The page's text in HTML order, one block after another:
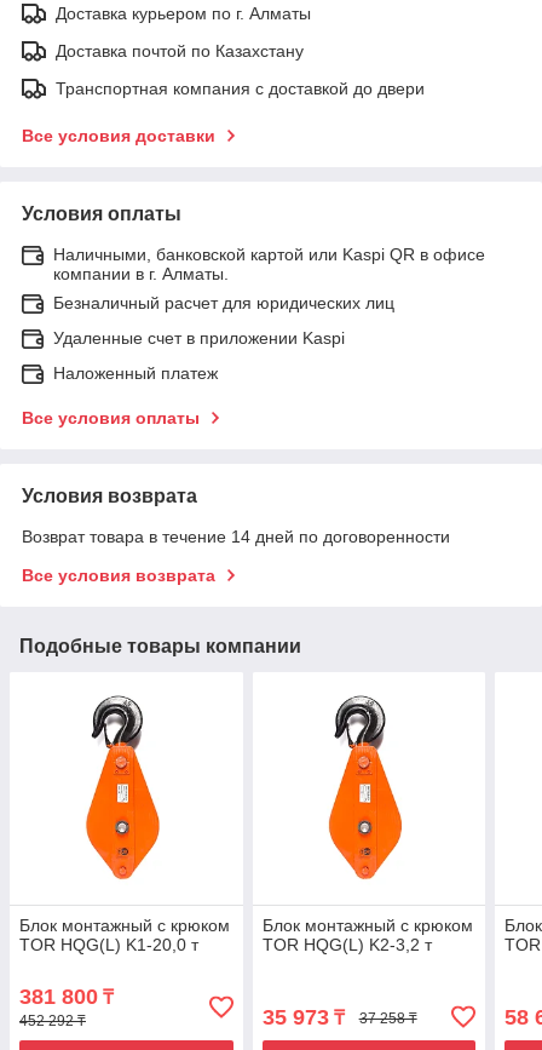
Доставка курьером по г. Алматы
Доставка почтой по Казахстану
Транспортная компания с доставкой до двери
Все условия доставки
Условия оплаты
Наличными, банковской картой или Kaspi QR в офисе
компании в г. Алматы.
Безналичный расчет для юридических лиц
Удаленные счет в приложении Kaspi
Наложенный платеж
Все условия оплаты
Условия возврата
Возврат товара в течение 14 дней по договоренности
Все условия возврата
Подобные товары компании
Блок монтажный с крюком
TOR HQG(L) K1-20,0 т
381 800 ₸
452 292 ₸
Блок монтажный с крюком
TOR HQG(L) K2-3,2 т
35 973₸ 37 258 ₸ 58